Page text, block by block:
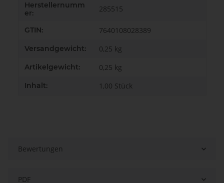
Herstellernumm
er:
285515
GTIN: 7640108028389
Versandgewicht: 0,25 kg
Artikelgewicht: 0,25 kg
Inhalt: 1,00 Stück
Bewertungen
PDF